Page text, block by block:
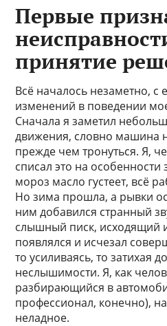
Первые
принятие
Всё началось незаметно, с
изменений в поведении
Сначала я заметил
движения, словно машина
прежде чем тронуться. Я,
списал это на
мороз масло густеет, всё
Но зима прошла, а рывки
ним добавился странный
слышный писк, исходящий
появлялся и исчезал
то усиливаясь, то затихая
неслышимости. Я, как
разбирающийся в
профессионал, конечно),
неладное.